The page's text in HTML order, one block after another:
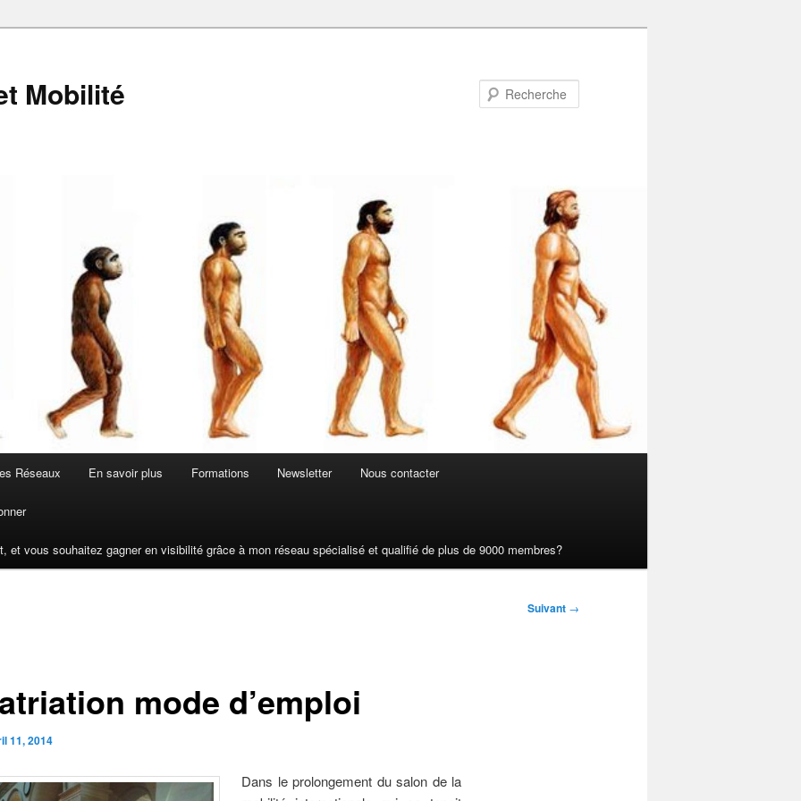
Mobilité
Réseaux En savoir plus Formations Newsletter Nous contacter
et vous souhaitez gagner en visibilité grâce à mon réseau spécialisé et qualifié de plus de 9000 membres?
Suivant →
mode d’emploi
11, 2014
Dans le prolongement du salon de la